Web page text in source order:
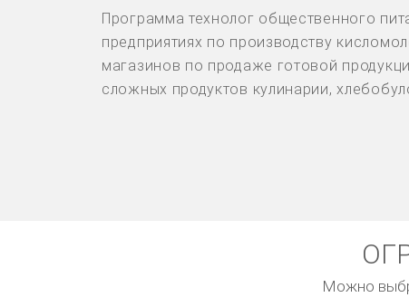
Программа технолог общественного
предприятиях по производству
магазинов по продаже готовой
сложных продуктов кулинарии,
Можно